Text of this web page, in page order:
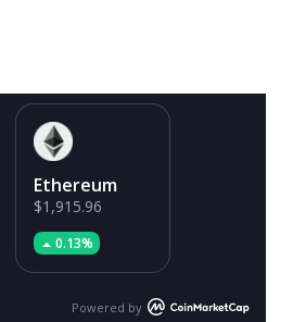
Ethereum
$1,915.96
0.13%
Powered by